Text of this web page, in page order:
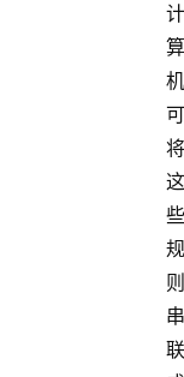
计
算
机
可
将
这
些
规
则
串
联